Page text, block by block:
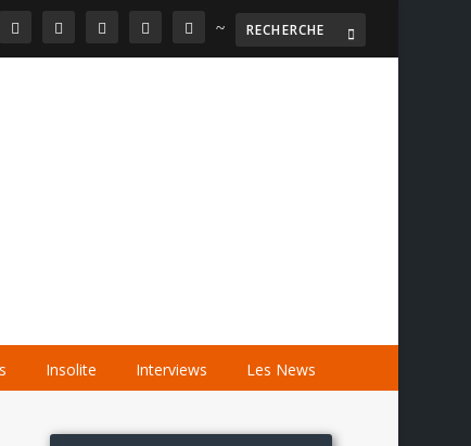
~
Insolite Interviews Les News